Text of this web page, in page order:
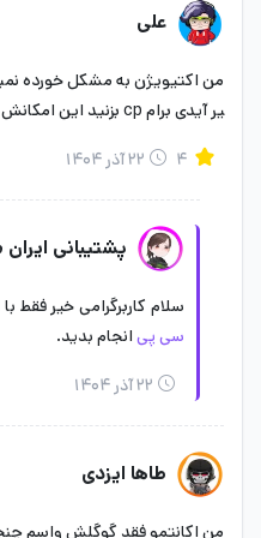
دیوتی موبایل
پشتیبانی خرید با ایدی سی
در صورت وقوع هر نوع مشکلی
موبایلمی‌توانید با بخش
صفحات سایت پایین سمت راست و
علی
من اکتیویژن به مشکل خورده
یر آیدی برام cp بزنید این امکانش هست آیا
۲۲ آذر ۱۴۰۴
پشتیبانی
سلام کاربرگرامی خیر فقط
سی پی انجام بدید.
۲۲ آذر ۱۴۰۴
طاها ایزدی
من اکانتمو فقد گوگلش واسم